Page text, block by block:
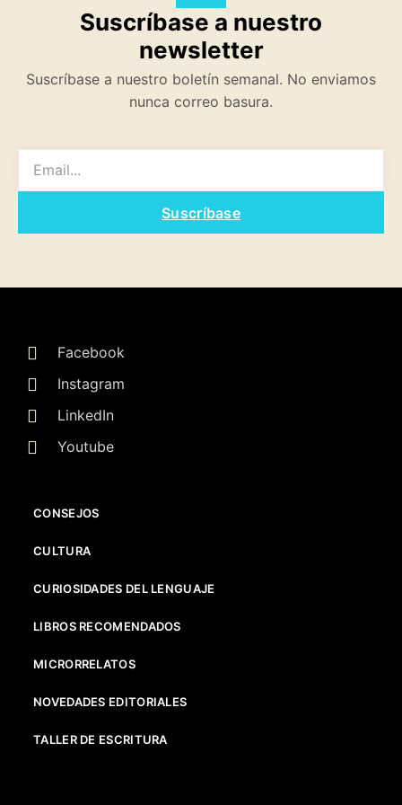
Suscríbase a nuestro
newsletter
Suscríbase a nuestro boletín semanal. No enviamos
nunca correo basura.
Suscríbase
Facebook
Instagram
LinkedIn
Youtube
CONSEJOS
CULTURA
CURIOSIDADES DEL LENGUAJE
LIBROS RECOMENDADOS
MICRORRELATOS
NOVEDADES EDITORIALES
TALLER DE ESCRITURA